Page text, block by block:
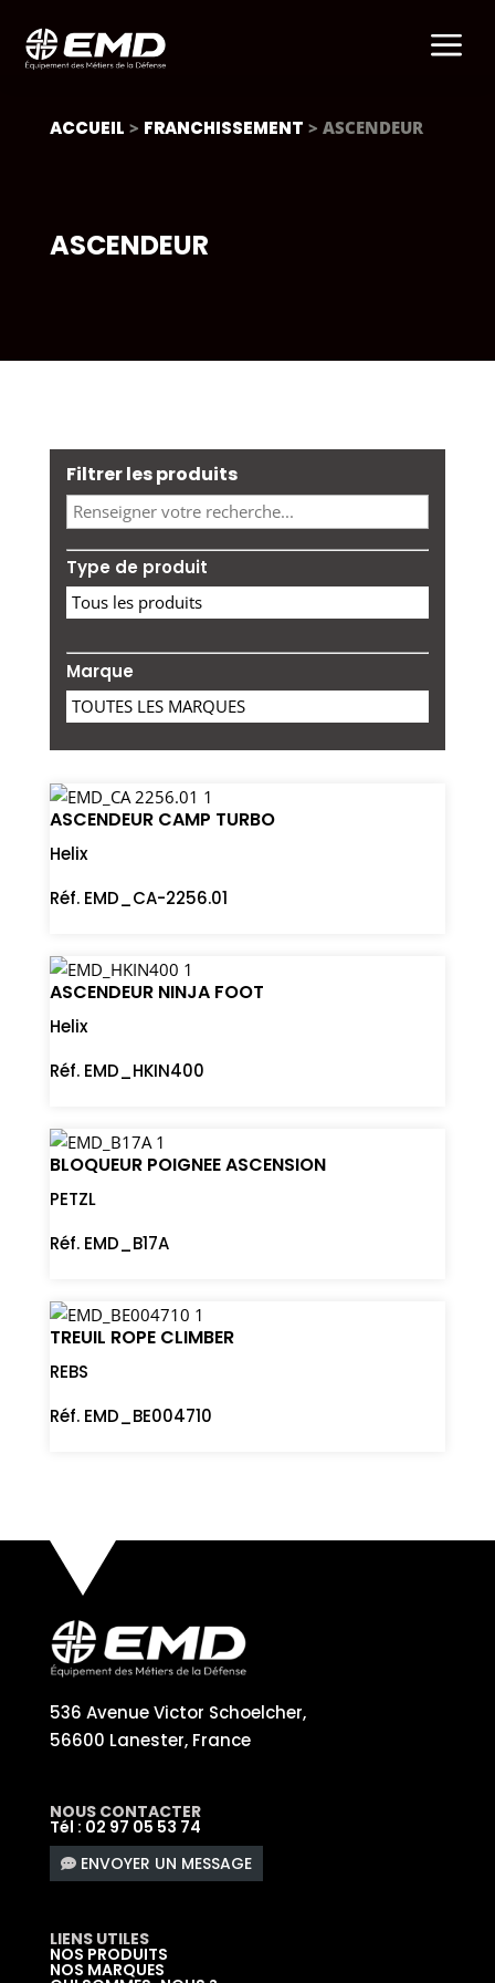
a
ACCUEIL > FRANCHISSEMENT > ASCENDEUR
ASCENDEUR
Filtrer les produits
Type de produit
Marque
ASCENDEUR CAMP TURBO
Helix
Réf. EMD_CA-2256.01
ASCENDEUR NINJA FOOT
Helix
Réf. EMD_HKIN400
BLOQUEUR POIGNEE ASCENSION
PETZL
Réf. EMD_B17A
TREUIL ROPE CLIMBER
REBS
Réf. EMD_BE004710
536 Avenue Victor Schoelcher,
56600 Lanester, France
NOUS CONTACTER
Tél : 02 97 05 53 74
ENVOYER UN MESSAGE
LIENS UTILES
NOS PRODUITS
NOS MARQUES